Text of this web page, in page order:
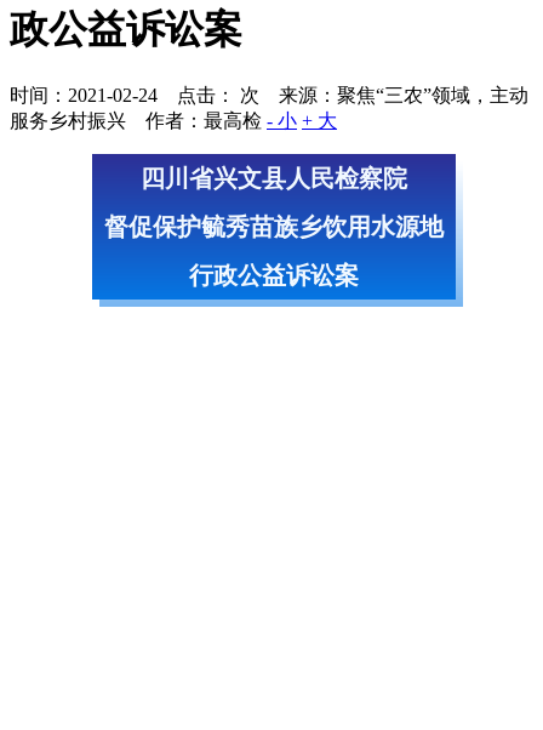
政公益诉讼案
时间：2021-02-24 点击： 次 来源：聚焦“三农”领域，主动
服务乡村振兴 作者：最高检 - 小 + 大
四川省兴文县人民检察院
督促保护毓秀苗族乡饮用水源地
行政公益诉讼案